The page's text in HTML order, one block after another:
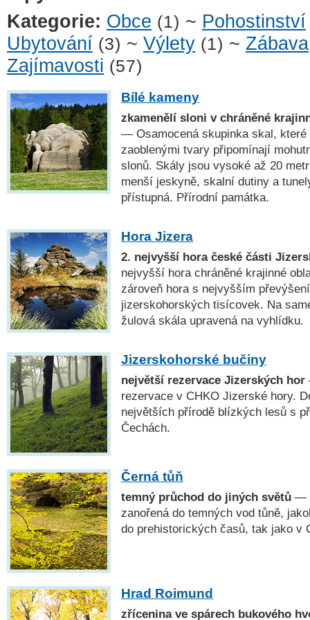
Kategorie: Obce (1) ~ Pohostinství
Ubytování (3) ~ Výlety (1) ~ Zábava
Zajímavosti (57)
Bílé kameny
zkamenělí sloni v chráněné
— Osamocená skupinka skal, které
zaoblenými tvary připomínají
slonů. Skály jsou vysoké až 20
menší jeskyně, skalní dutiny a
přístupná. Přírodní památka.
Hora Jizera
2. nejvyšší hora české části
nejvyšší hora chráněné krajinné
zároveň hora s nejvyšším
jizerskohorských tisícovek. Na
žulová skála upravená na vyhlídku.
Jizerskohorské bučiny
největší rezervace Jizerských hor
rezervace v CHKO Jizerské hory.
největších přírodě blízkých lesů s
Čechách.
Černá tůň
temný průchod do jiných světů —
zanořená do temných vod tůně,
do prehistorických časů, tak jako v
Hrad Roimund
zřícenina ve spárech bukového